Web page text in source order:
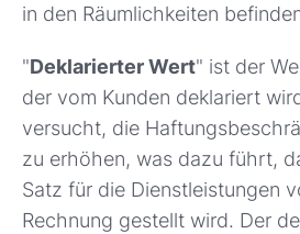
in den Räumlichkeiten
"Deklarierter Wert" ist der
der vom Kunden deklariert
versucht, die
zu erhöhen, was dazu führt,
Satz für die Dienstleistungen
Rechnung gestellt wird. Der